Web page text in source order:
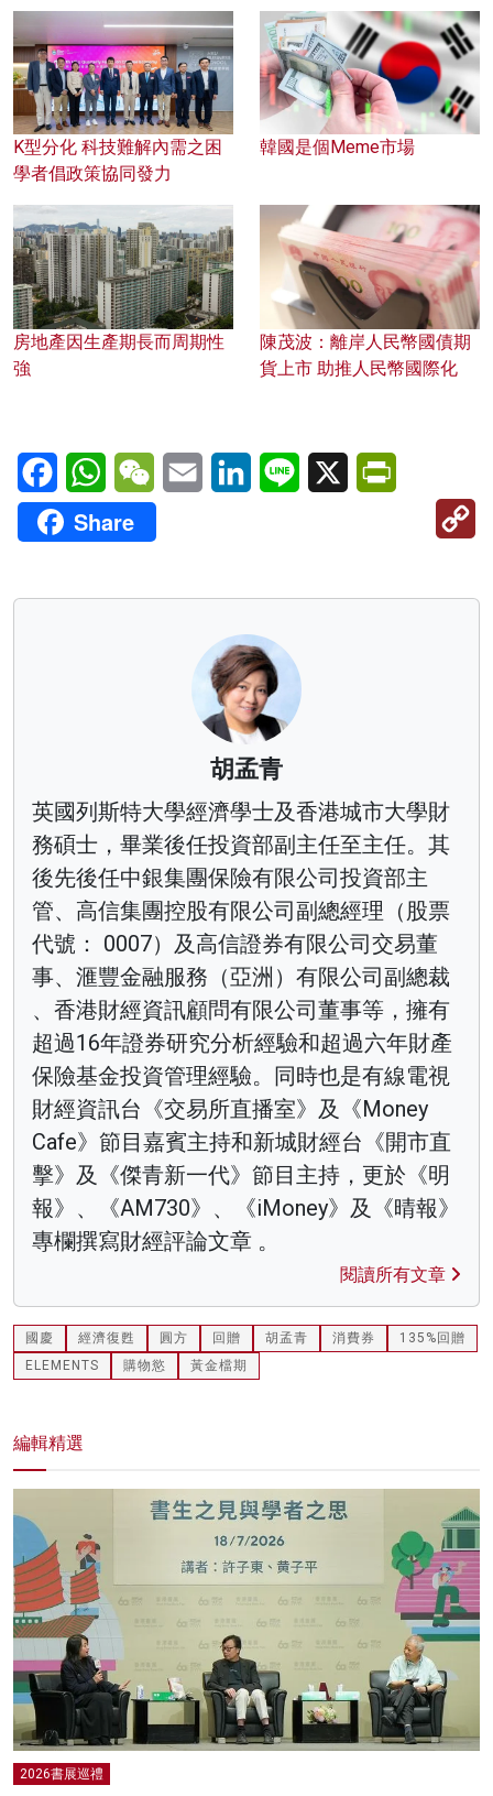
K型分化 科技難解內需之困
學者倡政策協同發力
韓國是個Meme市場
房地產因生產期長而周期性
強
陳茂波：離岸人民幣國債期
貨上市 助推人民幣國際化
FacebookWhatsAppWeChatEmail LinkedInLine X
Share
胡孟青
英國列斯特大學經濟學士及香港城市大學財
務碩士，畢業後任投資部副主任至主任。其
後先後任中銀集團保險有限公司投資部主
管、高信集團控股有限公司副總經理（股票
代號： 0007）及高信證券有限公司交易董
事、滙豐金融服務（亞洲）有限公司副總裁
、香港財經資訊顧問有限公司董事等，擁有
超過16年證券研究分析經驗和超過六年財產
保險基金投資管理經驗。同時也是有線電視
財經資訊台《交易所直播室》及《Money
Cafe》節目嘉賓主持和新城財經台《開市直
擊》及《傑青新一代》節目主持，更於《明
報》、《AM730》、《iMoney》及《晴報》
專欄撰寫財經評論文章 。
閱讀所有文章
國慶 經濟復甦 圓方 回贈 胡孟青 消費券
135%回贈
ELEMENTS
購物慾 黃金檔期
編輯精選
2026書展巡禮